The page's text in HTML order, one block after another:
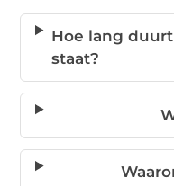
Hoe lang
staat?